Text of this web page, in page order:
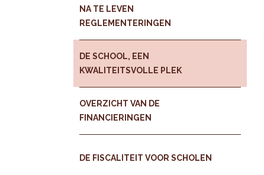
NA TE LEVEN
REGLEMENTERINGEN
DE SCHOOL, EEN
KWALITEITSVOLLE PLEK
OVERZICHT VAN DE
FINANCIERINGEN
DE FISCALITEIT VOOR SCHOLEN